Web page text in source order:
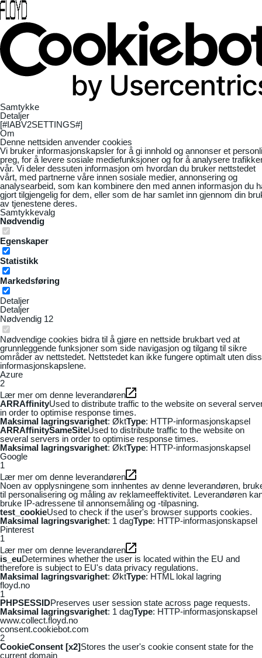
Samtykke
Detaljer
[#IABV2SETTINGS#]
Om
Denne nettsiden anvender cookies
Vi bruker informasjonskapsler for å gi innhold og annonser et
preg, for å levere sosiale mediefunksjoner og for å analysere
vår. Vi deler dessuten informasjon om hvordan du bruker nettstedet
vårt, med partnerne våre innen sosiale medier, annonsering og
analysearbeid, som kan kombinere den med annen informasjon du
gjort tilgjengelig for dem, eller som de har samlet inn gjennom din
av tjenestene deres.
Samtykkevalg
Nødvendig
Egenskaper
Statistikk
Markedsføring
Detaljer
Detaljer
Nødvendig 12
Nødvendige cookies bidra til å gjøre en nettside brukbart ved at
grunnleggende funksjoner som side navigasjon og tilgang til sikre
områder av nettstedet. Nettstedet kan ikke fungere optimalt uten
informasjonskapslene.
Azure
2
Lær mer om denne leverandøren
ARRAffinityUsed to distribute traffic to the website on several
in order to optimise response times.
Maksimal lagringsvarighet: ØktType: HTTP-informasjonskapsel
ARRAffinitySameSiteUsed to distribute traffic to the website on
several servers in order to optimise response times.
Maksimal lagringsvarighet: ØktType: HTTP-informasjonskapsel
Google
1
Lær mer om denne leverandøren
Noen av opplysningene som innhentes av denne leverandøren,
til personalisering og måling av reklameeffektivitet. Leverandøren
bruke IP-adressene til annonsemåling og -tilpasning.
test_cookieUsed to check if the user's browser supports cookies.
Maksimal lagringsvarighet: 1 dagType: HTTP-informasjonskapsel
Pinterest
1
Lær mer om denne leverandøren
is_euDetermines whether the user is located within the EU and
therefore is subject to EU's data privacy regulations.
Maksimal lagringsvarighet: ØktType: HTML lokal lagring
floyd.no
1
PHPSESSIDPreserves user session state across page requests.
Maksimal lagringsvarighet: 1 dagType: HTTP-informasjonskapsel
www.collect.floyd.no
consent.cookiebot.com
2
CookieConsent [x2]Stores the user's cookie consent state for the
current domain